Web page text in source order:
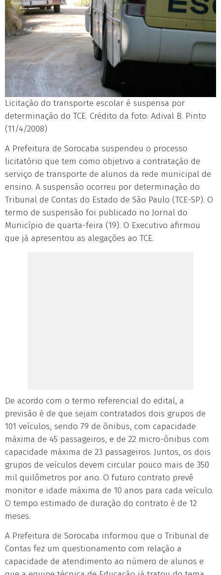
Licitação do transporte escolar é suspensa por
determinação do TCE. Crédito da foto: Adival B. Pinto
(11/4/2008)
A Prefeitura de Sorocaba suspendeu o processo
licitatório que tem como objetivo a contratação de
serviço de transporte de alunos da rede municipal de
ensino. A suspensão ocorreu por determinação do
Tribunal de Contas do Estado de São Paulo (TCE-SP). O
termo de suspensão foi publicado no Jornal do
Município de quarta-feira (19). O Executivo afirmou
que já apresentou as alegações ao TCE.
De acordo com o termo referencial do edital, a
previsão é de que sejam contratados dois grupos de
101 veículos, sendo 79 de ônibus, com capacidade
máxima de 45 passageiros, e de 22 micro-ônibus com
capacidade máxima de 23 passageiros. Juntos, os dois
grupos de veículos devem circular pouco mais de 350
mil quilômetros por ano. O futuro contrato prevê
monitor e idade máxima de 10 anos para cada veículo.
O tempo estimado de duração do contrato é de 12
meses.
A Prefeitura de Sorocaba informou que o Tribunal de
Contas fez um questionamento com relação a
capacidade de atendimento ao número de alunos e